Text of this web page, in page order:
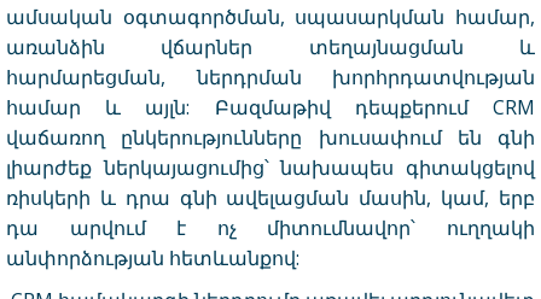
ամսական օգտագործման, սպասարկման համար,
առանձին վճարներ տեղայնացման և
հարմարեցման, ներդրման խորհրդատվության
համար և այլն: Բազմաթիվ դեպքերում CRM
վաճառող ընկերությունները խուսափում են գնի
լիարժեք ներկայացումից՝ նախապես գիտակցելով
ռիսկերի և դրա գնի ավելացման մասին, կամ, երբ
դա արվում է ոչ միտումնավոր՝ ուղղակի
անփորձության հետևանքով: